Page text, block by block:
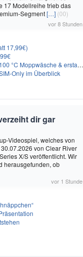
17 Modellreihe trieb das
Segment[…] (00)
vor 8 Stunden
17,99€)
viel Technik in nur 8,9 cm Höhe
Only im Überblick
dir gar
Videospiel, welches von
von Clear River
X/S veröffentlicht. Wir
herausgefunden, ob
vor 1 Stunde